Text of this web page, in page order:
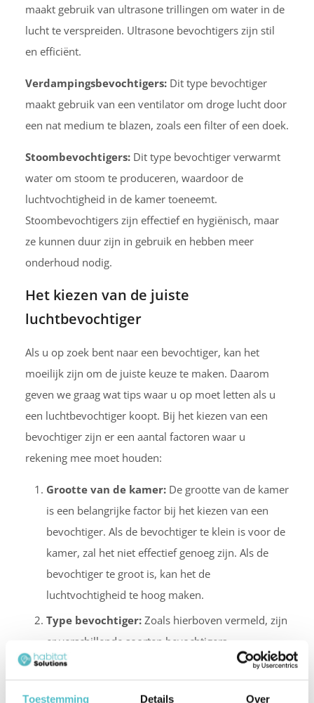
Toestemming Details Over
maakt gebruik van ultrasone trillingen om water in de
lucht te verspreiden. Ultrasone bevochtigers zijn stil
en efficiënt.
Verdampingsbevochtigers: Dit type bevochtiger
maakt gebruik van een ventilator om droge lucht door
een nat medium te blazen, zoals een filter of een doek.
Stoombevochtigers: Dit type bevochtiger verwarmt
water om stoom te produceren, waardoor de
luchtvochtigheid in de kamer toeneemt.
Stoombevochtigers zijn effectief en hygiënisch, maar
ze kunnen duur zijn in gebruik en hebben meer
onderhoud nodig.
Het kiezen van de juiste
luchtbevochtiger
Als u op zoek bent naar een bevochtiger, kan het
moeilijk zijn om de juiste keuze te maken. Daarom
geven we graag wat tips waar u op moet letten als u
een luchtbevochtiger koopt. Bij het kiezen van een
bevochtiger zijn er een aantal factoren waar u
rekening mee moet houden:
Grootte van de kamer: De grootte van de kamer
is een belangrijke factor bij het kiezen van een
bevochtiger. Als de bevochtiger te klein is voor de
kamer, zal het niet effectief genoeg zijn. Als de
bevochtiger te groot is, kan het de
luchtvochtigheid te hoog maken.
Type bevochtiger: Zoals hierboven vermeld, zijn
er verschillende soorten bevochtigers
beschikbaar, elk met hun eigen voor- en nadelen.
Kies het type dat het beste past bij uw behoeften